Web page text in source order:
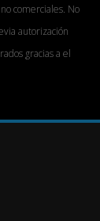
comerciales. No
autorización
gracias a el